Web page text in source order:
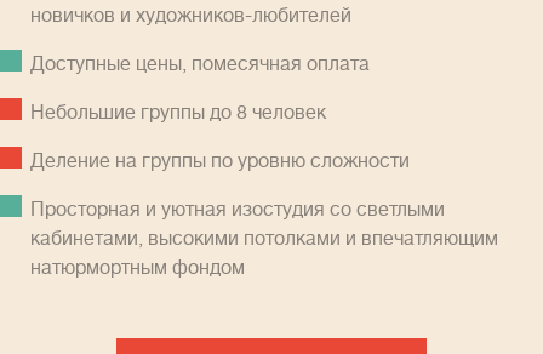
новичков и художников-любителей
Доступные цены, помесячная оплатa
Небольшие группы до 8 человек
Деление на группы по уровню сложности
Просторная и уютная изостудия со светлыми
кабинетами, высокими потолками и впечатляющим
натюрмортным фондом